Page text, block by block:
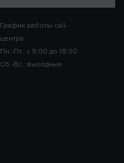
График работы call-
центра:
Пн.-Пт.: с 9:00 до 18:00
Сб.-Вс.: выходные